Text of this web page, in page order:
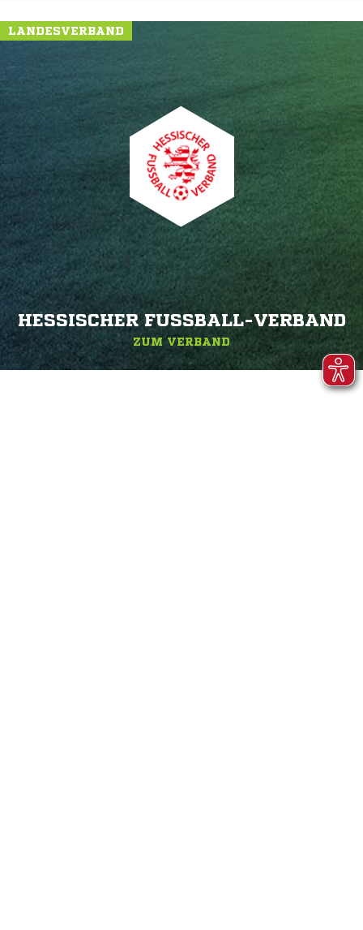
LANDESVERBAND
HESSISCHER FUSSBALL-VERBAND
ZUM VERBAND